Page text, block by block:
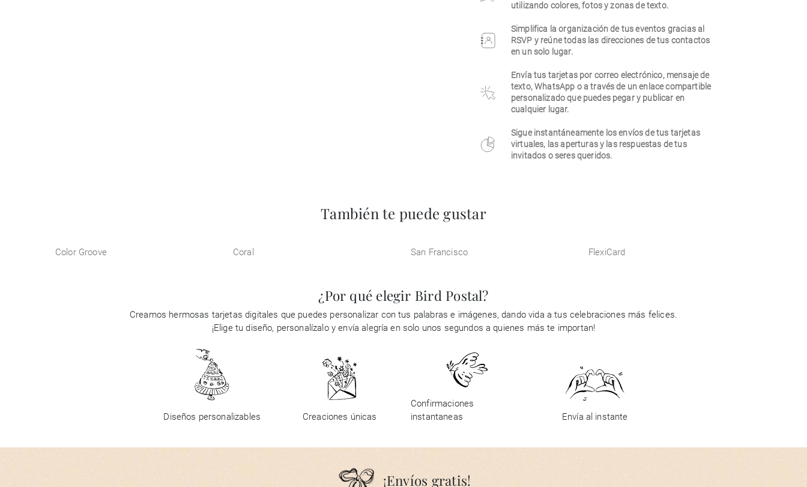
utilizando colores, fotos y zonas de texto.
Simplifica la organización de tus eventos gracias al
RSVP y reúne todas las direcciones de tus contactos
en un solo lugar.
Envía tus tarjetas por correo electrónico, mensaje de
texto, WhatsApp o a través de un enlace compartible
personalizado que puedes pegar y publicar en
cualquier lugar.
Sigue instantáneamente los envíos de tus tarjetas
virtuales, las aperturas y las respuestas de tus
invitados o seres queridos.
También te puede gustar
Color Groove Coral San Francisco FlexiCard
¿Por qué elegir Bird Postal?
Creamos hermosas tarjetas digitales que puedes personalizar con tus palabras e imágenes, dando vida a tus celebraciones más felices.
¡Elige tu diseño, personalízalo y envía alegría en solo unos segundos a quienes más te importan!
Diseños personalizables Creaciones únicas
Confirmaciones
instantaneas
Envía al instante
¡Envíos gratis!